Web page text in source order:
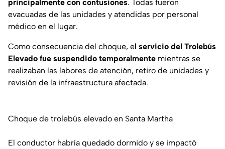
principalmente con contusiones. Todas fueron
evacuadas de las unidades y atendidas por personal
médico en el lugar.
Como consecuencia del choque, el servicio del Trolebús
Elevado fue suspendido temporalmente mientras se
realizaban las labores de atención, retiro de unidades y
revisión de la infraestructura afectada.
Choque de trolebús elevado en Santa Martha
El conductor habría quedado dormido y se impactó